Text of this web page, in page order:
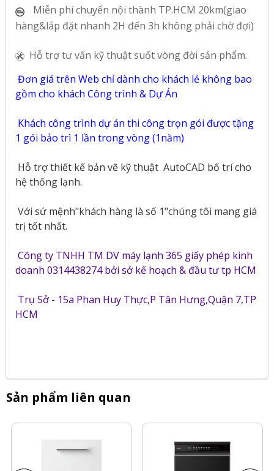
Miễn phí chuyển nội thành TP.HCM 20km(giao
hàng&lắp đặt nhanh 2H đến 3h không phải chờ đợi)
Hỗ trợ tư vấn kỹ thuật suốt vòng đời sản phẩm.
Đơn giá trên Web chỉ dành cho khách lẻ không bao
gồm cho khách Công trình & Dự Án
Khách công trình dự án thi công trọn gói được tặng
1 gói bảo trì 1 lần trong vòng (1năm)
Hỗ trợ thiết kế bản vẽ kỹ thuật AutoCAD bố trí cho
hệ thống lạnh.
Với sứ mệnh"khách hàng là số 1"chúng tôi mang giá
trị tốt nhất.
Công ty TNHH TM DV máy lạnh 365 giấy phép kinh
doanh 0314438274 bởi sở kế hoạch & đầu tư tp HCM
Trụ Sở - 15a Phan Huy Thực,P Tân Hưng,Quận 7,TP
HCM
Sản phẩm liên quan